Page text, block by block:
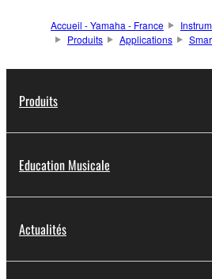
Accueil - Yamaha - France
Produits
Applications
Produits
Education Musicale
Actualités